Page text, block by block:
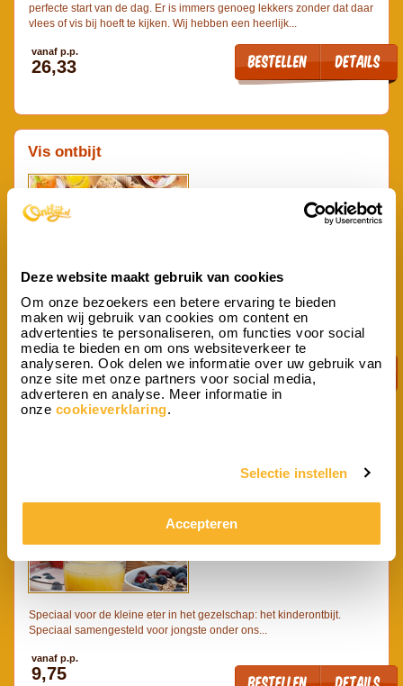
Deze website maakt gebruik van cookies
Om onze bezoekers een betere ervaring te bieden
maken wij gebruik van cookies om content en
advertenties te personaliseren, om functies voor social
media te bieden en om ons websiteverkeer te
analyseren. Ook delen we informatie over uw gebruik van
onze site met onze partners voor social media,
adverteren en analyse. Meer informatie in
onze cookieverklaring.
Selectie instellen
Accepteren
perfecte start van de dag. Er is immers genoeg lekkers zonder dat daar
vlees of vis bij hoeft te kijken. Wij hebben een heerlijk...
vanaf p.p.
26,33
Vis ontbijt
Wilt u 's ochtends eens iets anders eten dan normaal? Gaat u een
feestelijk dag tegemoet of wilt u iemand verrassen met een bijzonder
ontbijt? Wij bieden speciaal voor de vis liefhebber een smakelijk...
vanaf p.p.
28,13
Speciaal voor de kleine eter in het gezelschap: het kinderontbijt.
Speciaal samengesteld voor jongste onder ons...
vanaf p.p.
9,75